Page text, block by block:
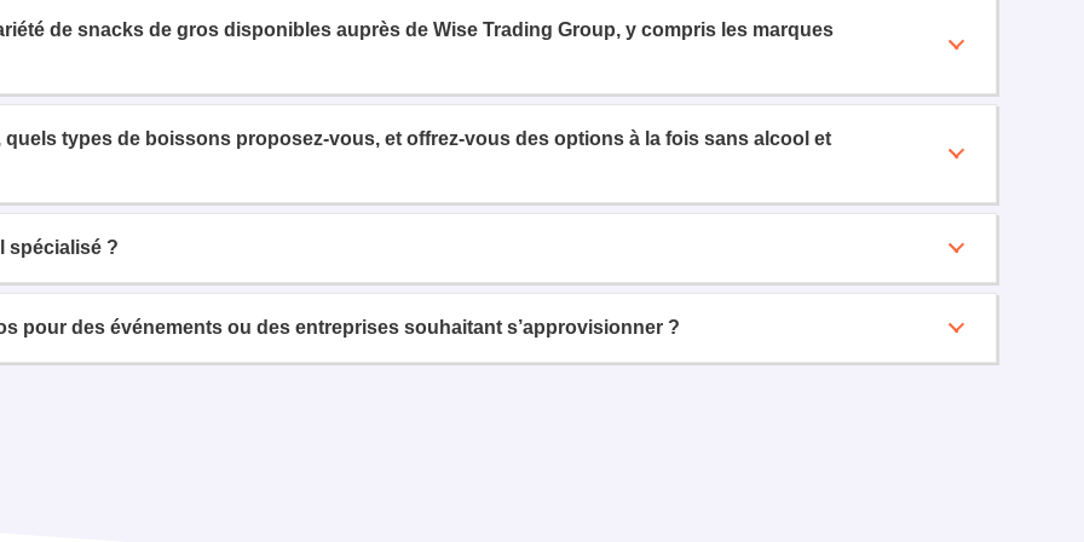
de snacks de gros disponibles auprès de Wise Trading Group, y compris les marques
types de boissons proposez-vous, et offrez-vous des options à la fois sans alcool et
spécialisé ?
pour des événements ou des entreprises souhaitant s’approvisionner ?